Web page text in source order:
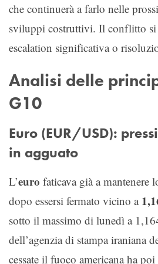
che continuerà a farlo nelle
sviluppi costruttivi. Il conflitto
escalation significativa o
Analisi delle
G10
Euro (EUR/USD):
in agguato
L’euro faticava già a mantenere
dopo essersi fermato vicino a
sotto il massimo di lunedì a
dell’agenzia di stampa iraniana
cessate il fuoco americana ha